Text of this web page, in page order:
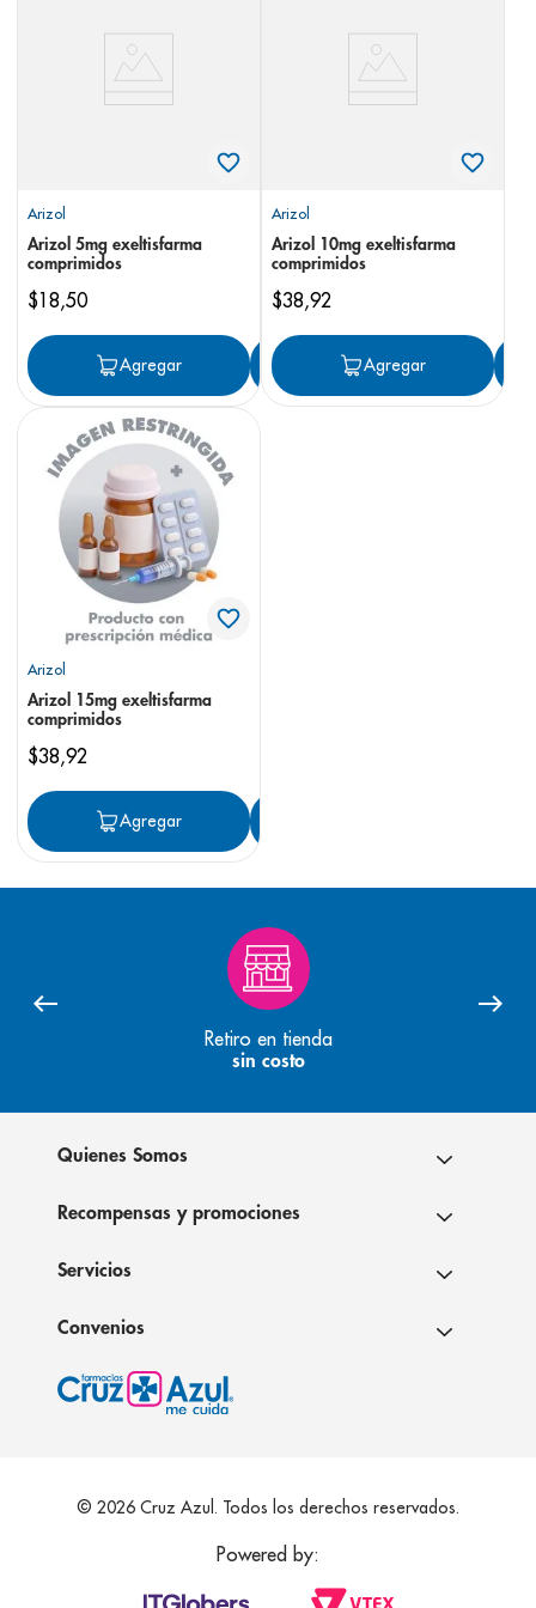
Arizol
Arizol 5mg exeltisfarma
comprimidos
$18,50
Agregar Agregar
Arizol
Arizol 10mg exeltisfarma
comprimidos
$38,92
Agregar
Arizol
Arizol 15mg exeltisfarma
comprimidos
$38,92
Agregar
Retiro en tienda
sin costo
Quienes Somos
Recompensas y promociones
Servicios
Convenios
© 2026 Cruz Azul. Todos los derechos reservados.
Powered by:
pediasure
desodorante